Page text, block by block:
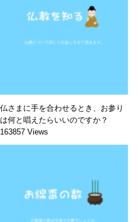
仏さまに手を合わせるとき、お参り
は何と唱えたらいいのですか？
163857 Views